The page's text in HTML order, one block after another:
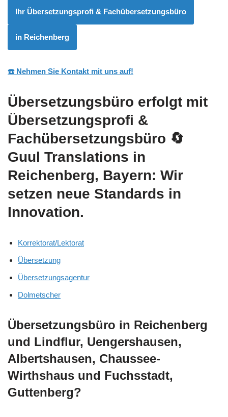
Ihr Übersetzungsprofi & Fachübersetzungsbüro
in Reichenberg
☎️ Nehmen Sie Kontakt mit uns auf!
Übersetzungsbüro erfolgt mit
Übersetzungsprofi &
Fachübersetzungsbüro 🔄
Guul Translations in
Reichenberg, Bayern: Wir
setzen neue Standards in
Innovation.
Korrektorat/Lektorat
Übersetzung
Übersetzungsagentur
Dolmetscher
Übersetzungsbüro in Reichenberg
und Lindflur, Uengershausen,
Albertshausen, Chaussee-
Wirthshaus und Fuchsstadt,
Guttenberg?